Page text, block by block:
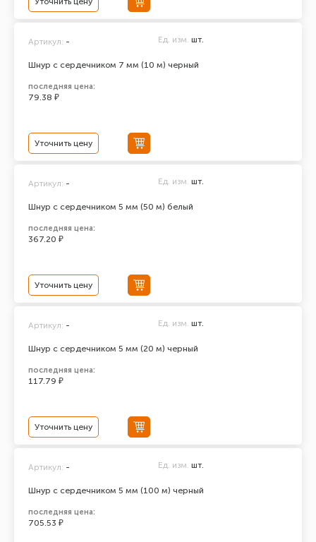
Шнур с сердечником 7 мм (10 м) черный
Артикул: - Ед. изм. шт.
последняя цена:
79.38 ₽
Уточнить цену
Шнур с сердечником 5 мм (50 м) белый
Артикул: - Ед. изм. шт.
последняя цена:
367.20 ₽
Уточнить цену
Шнур с сердечником 5 мм (20 м) черный
Артикул: - Ед. изм. шт.
последняя цена:
117.79 ₽
Уточнить цену
Шнур с сердечником 5 мм (100 м) черный
Артикул: - Ед. изм. шт.
последняя цена:
705.53 ₽